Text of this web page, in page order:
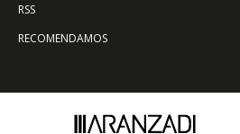
RSS
RECOMENDAMOS